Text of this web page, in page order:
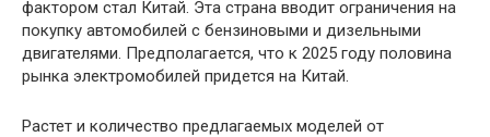
фактором стал Китай. Эта страна вводит ограничения на
покупку автомобилей с бензиновыми и дизельными
двигателями. Предполагается, что к 2025 году половина
рынка электромобилей придется на Китай.
Растет и количество предлагаемых моделей от